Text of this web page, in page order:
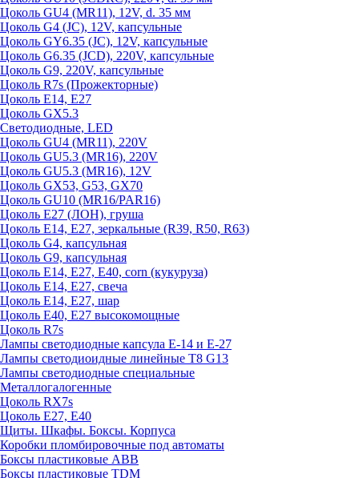
Цоколь GU4 (MR11), 12V, d. 35 мм
Цоколь G4 (JC), 12V, капсульные
Цоколь GY6.35 (JC), 12V, капсульные
Цоколь G6.35 (JCD), 220V, капсульные
Цоколь G9, 220V, капсульные
Цоколь R7s (Прожекторные)
Цоколь E14, E27
Цоколь GX5.3
Светодиодные, LED
Цоколь GU4 (MR11), 220V
Цоколь GU5.3 (MR16), 220V
Цоколь GU5.3 (MR16), 12V
Цоколь GX53, G53, GX70
Цоколь GU10 (MR16/PAR16)
Цоколь Е27 (ЛОН), груша
Цоколь Е14, Е27, зеркальные (R39, R50, R63)
Цоколь G4, капсульная
Цоколь G9, капсульная
Цоколь Е14, Е27, Е40, corn (кукуруза)
Цоколь Е14, Е27, свеча
Цоколь Е14, Е27, шар
Цоколь Е40, Е27 высокомощные
Цоколь R7s
Лампы светодиодные капсула Е-14 и Е-27
Лампы светодиоидные линейные T8 G13
Лампы светодиодные специальные
Металлогалогенные
Цоколь RX7s
Цоколь Е27, E40
Щиты. Шкафы. Боксы. Корпуса
Коробки пломбировочные под автоматы
Боксы пластиковые ABB
Боксы пластиковые TDM